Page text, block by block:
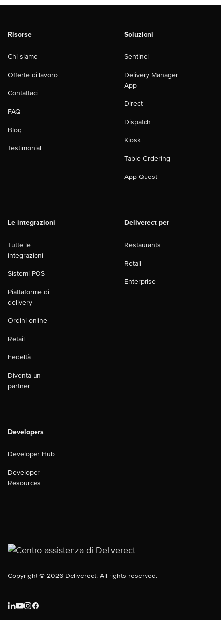
Risorse
Chi siamo
Offerte di lavoro
Contattaci
FAQ
Blog
Testimonial
Soluzioni
Sentinel
Delivery Manager
App
Direct
Dispatch
Kiosk
Table Ordering
App Quest
Le integrazioni
Tutte le
integrazioni
Sistemi POS
Piattaforme di
delivery
Ordini online
Retail
Fedeltà
Diventa un
partner
Deliverect per
Restaurants
Retail
Enterprise
Developers
Developer Hub
Developer
Resources
Copyright © 2026 Deliverect. All rights reserved.